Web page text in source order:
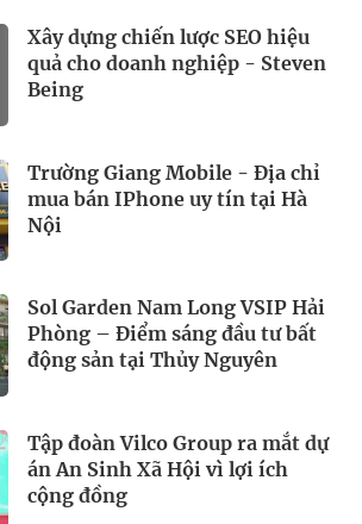
Xây dựng chiến lược SEO hiệu
quả cho doanh nghiệp - Steven
Being
Trường Giang Mobile - Địa chỉ
mua bán IPhone uy tín tại Hà
Nội
Sol Garden Nam Long VSIP Hải
Phòng – Điểm sáng đầu tư bất
động sản tại Thủy Nguyên
Tập đoàn Vilco Group ra mắt dự
án An Sinh Xã Hội vì lợi ích
cộng đồng